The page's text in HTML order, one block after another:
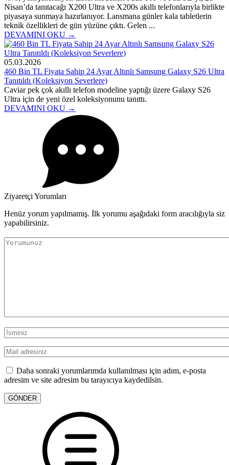
Nisan’da tanıtacağı X200 Ultra ve X200s akıllı telefonlarıyla birlikte
piyasaya sunmaya hazırlanıyor. Lansmana günler kala tabletlerin
teknik özellikleri de gün yüzüne çıktı. Gelen ...
DEVAMINI OKU →
05.03.2026
460 Bin TL Fiyata Sahip 24 Ayar Altınlı Samsung Galaxy S26 Ultra
Tanıtıldı (Koleksiyon Severlere)
Caviar pek çok akıllı telefon modeline yaptığı üzere Galaxy S26
Ultra için de yeni özel koleksiyonunu tanıttı.
DEVAMINI OKU →
Ziyaretçi Yorumları
Henüz yorum yapılmamış. İlk yorumu aşağıdaki form aracılığıyla siz
yapabilirsiniz.
Daha sonraki yorumlarımda kullanılması için adım, e-posta
adresim ve site adresim bu tarayıcıya kaydedilsin.